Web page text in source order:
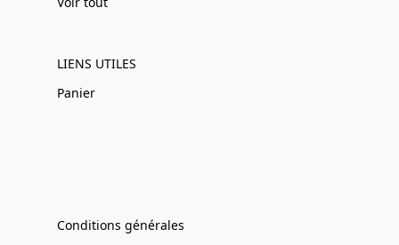
LIENS UTILES
Panier
Conditions générales